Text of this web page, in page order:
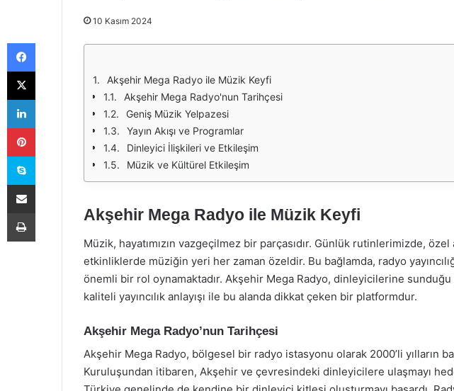
10 Kasım 2024
Akşehir Mega Radyo ile Müzik Keyfi
Akşehir Mega Radyo'nun Tarihçesi
Geniş Müzik Yelpazesi
Yayın Akışı ve Programlar
Dinleyici İlişkileri ve Etkileşim
Müzik ve Kültürel Etkileşim
Akşehir Mega Radyo ile Müzik Keyfi
Müzik, hayatımızın vazgeçilmez bir parçasıdır. Günlük rutinlerimizde, özel
etkinliklerde müziğin yeri her zaman özeldir. Bu bağlamda, radyo
önemli bir rol oynamaktadır. Akşehir Mega Radyo, dinleyicilerine
kaliteli yayıncılık anlayışı ile bu alanda dikkat çeken bir platformdur.
Akşehir Mega Radyo’nun Tarihçesi
Akşehir Mega Radyo, bölgesel bir radyo istasyonu olarak 2000’li yılların
Kuruluşundan itibaren, Akşehir ve çevresindeki dinleyicilere ulaşmayı
Facebook
X
LinkedIn
Pinterest
Skype
E-Posta ile paylaş